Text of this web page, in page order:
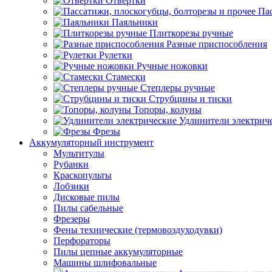
Паяльники
Плиткорезы ручные
Разные приспособления
Рулетки
Ручные ножовки
Стамески
Степлеры ручные
Струбцины и тиски
Топоры, колуны
Удлинители
Фрезы
Аккумуляторный инструмент
Мультитулы
Рубанки
Краскопульты
Лобзики
Дисковые пилы
Пилы сабельные
Фрезеры
Фены технические (термовоздуходувки)
Перфораторы
Пилы цепные аккумуляторные
Машины шлифовальные